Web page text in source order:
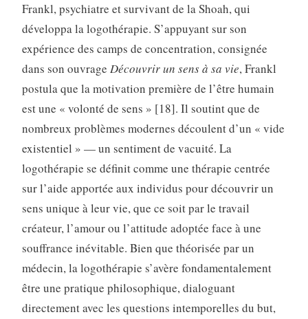
Frankl, psychiatre et survivant de la Shoah, qui
développa la logothérapie. S’appuyant sur son
expérience des camps de concentration, consignée
dans son ouvrage Découvrir un sens à sa vie, Frankl
postula que la motivation première de l’être humain
est une « volonté de sens » [18]. Il soutint que de
nombreux problèmes modernes découlent d’un « vide
existentiel » — un sentiment de vacuité. La
logothérapie se définit comme une thérapie centrée
sur l’aide apportée aux individus pour découvrir un
sens unique à leur vie, que ce soit par le travail
créateur, l’amour ou l’attitude adoptée face à une
souffrance inévitable. Bien que théorisée par un
médecin, la logothérapie s’avère fondamentalement
être une pratique philosophique, dialoguant
directement avec les questions intemporelles du but,